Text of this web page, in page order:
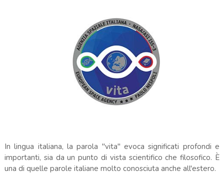
In lingua italiana, la parola "vita" evoca significati profondi e
importanti, sia da un punto di vista scientifico che filosofico. È
una di quelle parole italiane molto conosciuta anche all'estero.